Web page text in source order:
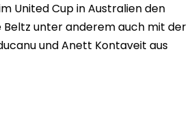
United Cup in Australien den
unter anderem auch mit der
und Anett Kontaveit aus